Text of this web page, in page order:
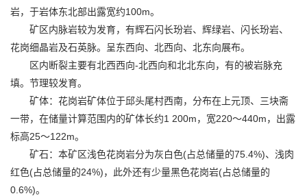
岩，于岩体东北部出露宽约100m。
矿区内脉岩较为发育，有辉石闪长玢岩、辉绿岩、闪长玢岩、
花岗细晶岩及石英脉。呈东西向、北西向、北东向展布。
区内断裂主要有北西西向-北西向和北北东向，有的被岩脉充
填。节理较发育。
矿体：花岗岩矿体位于邱头尾村西南，分布在上元顶、三块斋
一带，在储量计算范围内的矿体长约1 200m，宽220～440m，出露
标高25～122m。
矿石：本矿区浅色花岗岩分为灰白色(占总储量的75.4%)、浅肉
红色(占总储量的24%)，此外还有少量黑色花岗岩(占总储量的
0.6%)。